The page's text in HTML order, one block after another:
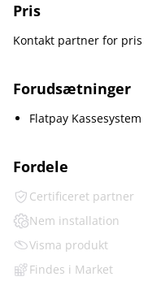
Pris
Kontakt partner for pris
Forudsætninger
Flatpay Kassesystem
Fordele
Certificeret partner
Nem installation
Visma produkt
Findes i Market